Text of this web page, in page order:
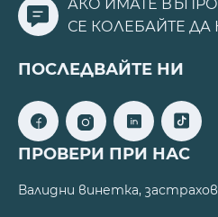
АКО ИМАТЕ
СЕ КОЛЕБАЙТЕ
ПОСЛЕДВАЙТЕ НИ
ПРОВЕРИ ПРИ НАС
Валидни винетка,